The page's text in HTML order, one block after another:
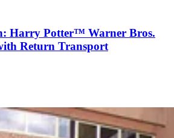
Harry Potter™ Warner Bros.
Return Transport